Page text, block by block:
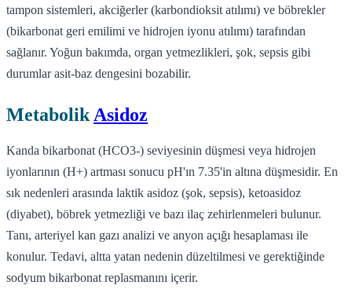
tampon sistemleri, akciğerler (karbondioksit atılımı) ve böbrekler
(bikarbonat geri emilimi ve hidrojen iyonu atılımı) tarafından
sağlanır. Yoğun bakımda, organ yetmezlikleri, şok, sepsis gibi
durumlar asit-baz dengesini bozabilir.
Metabolik Asidoz
Kanda bikarbonat (HCO3-) seviyesinin düşmesi veya hidrojen
iyonlarının (H+) artması sonucu pH'ın 7.35'in altına düşmesidir. En
sık nedenleri arasında laktik asidoz (şok, sepsis), ketoasidoz
(diyabet), böbrek yetmezliği ve bazı ilaç zehirlenmeleri bulunur.
Tanı, arteriyel kan gazı analizi ve anyon açığı hesaplaması ile
konulur. Tedavi, altta yatan nedenin düzeltilmesi ve gerektiğinde
sodyum bikarbonat replasmanını içerir.